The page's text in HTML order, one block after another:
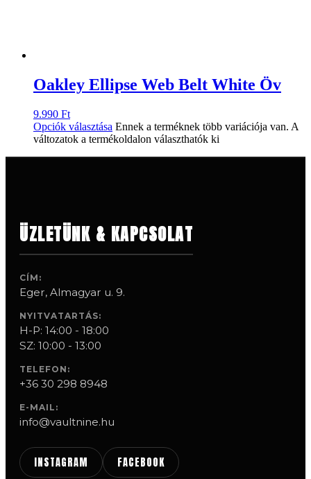
Oakley Ellipse Web Belt White Öv
9.990 Ft
Opciók választása Ennek a terméknek több variációja van. A
változatok a termékoldalon választhatók ki
ÜZLETÜNK & KAPCSOLAT
CÍM:
Eger, Almagyar u. 9.
NYITVATARTÁS:
H-P: 14:00 - 18:00
SZ: 10:00 - 13:00
TELEFON:
+36 30 298 8948
E-MAIL:
info@vaultnine.hu
INSTAGRAM FACEBOOK